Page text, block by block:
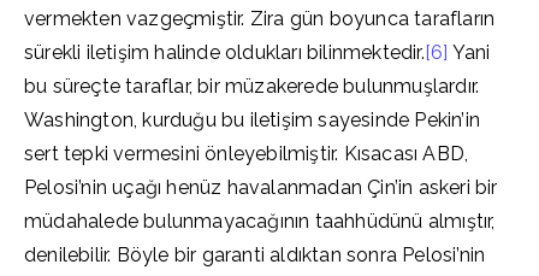
vermekten vazgeçmiştir. Zira gün boyunca tarafların
sürekli iletişim halinde oldukları bilinmektedir.[6] Yani
bu süreçte taraflar, bir müzakerede bulunmuşlardır.
Washington, kurduğu bu iletişim sayesinde Pekin’in
sert tepki vermesini önleyebilmiştir. Kısacası ABD,
Pelosi’nin uçağı henüz havalanmadan Çin’in askeri bir
müdahalede bulunmayacağının taahhüdünü almıştır,
denilebilir. Böyle bir garanti aldıktan sonra Pelosi’nin